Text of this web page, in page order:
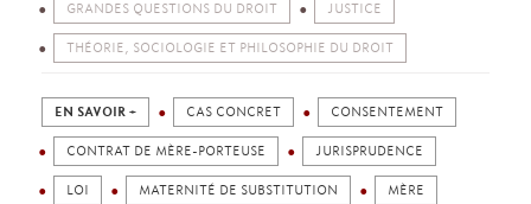
GRANDES QUESTIONS DU DROIT JUSTICE
THÉORIE, SOCIOLOGIE ET PHILOSOPHIE DU DROIT
EN SAVOIR + CAS CONCRET CONSENTEMENT
CONTRAT DE MÈRE-PORTEUSE JURISPRUDENCE
LOI MATERNITÉ DE SUBSTITUTION MÈRE